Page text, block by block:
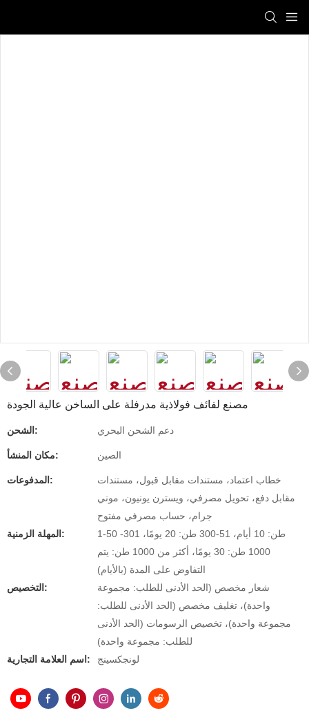
مصنع لفائف فولاذية مدرفلة على الساخن عالية الجودة
الشحن: دعم الشحن البحري
مكان المنشأ: الصين
المدفوعات:
خطاب اعتماد، مستندات مقابل قبول، مستندات
مقابل دفع، تحويل مصرفي، ويسترن يونيون، موني
جرام، حساب مصرفي مفتوح
المهلة الزمنية:
1-50 طن: 10 أيام، 51-300 طن: 20 يومًا، 301-
1000 طن: 30 يومًا، أكثر من 1000 طن: يتم
التفاوض على المدة (بالأيام)
التخصيص:
شعار مخصص (الحد الأدنى للطلب: مجموعة
واحدة)، تغليف مخصص (الحد الأدنى للطلب:
مجموعة واحدة)، تخصيص الرسومات (الحد الأدنى
للطلب: مجموعة واحدة)
اسم العلامة التجارية:
لونجكسينج